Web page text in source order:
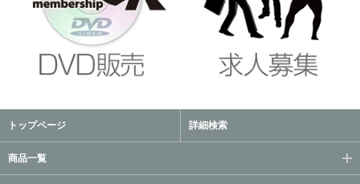
トップページ 詳細検索
商品一覧